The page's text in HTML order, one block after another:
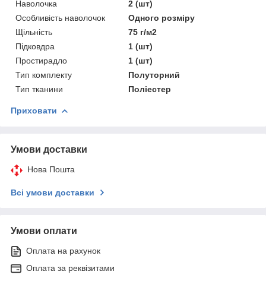
Наволочка
2 (шт)
Особливість наволочок
Одного розміру
Щільність
75 г/м2
Підковдра
1 (шт)
Простирадло
1 (шт)
Тип комплекту
Полуторний
Тип тканини
Поліестер
Приховати
Умови доставки
Нова Пошта
Всі умови доставки
Умови оплати
Оплата на рахунок
Оплата за реквізитами